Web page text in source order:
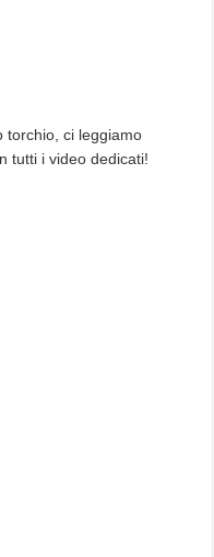
torchio, ci leggiamo
tutti i video dedicati!